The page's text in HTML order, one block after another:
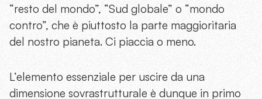
“resto del mondo”, “Sud globale” o “mondo
contro”, che è piuttosto la parte maggioritaria
del nostro pianeta. Ci piaccia o meno.
L’elemento essenziale per uscire da una
dimensione sovrastrutturale è dunque in primo